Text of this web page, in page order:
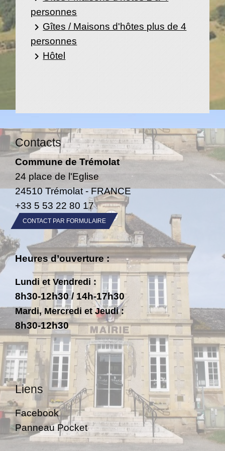
personnes
keyboard_arrow_right Gîtes / Maisons d'hôtes plus de 4
personnes
keyboard_arrow_right Hôtel
Contacts
Commune de Trémolat
24 place de l'Eglise
24510 Trémolat - FRANCE
+33 5 53 22 80 17
CONTACT PAR FORMULAIRE
Heures d’ouverture :
Lundi et Vendredi :
8h30-12h30 / 14h-17h30
Mardi, Mercredi et Jeudi :
8h30-12h30
Liens
Facebook
Panneau Pocket